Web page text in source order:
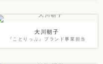
大川朝子
『ことりっぷ』ブランド事業担当